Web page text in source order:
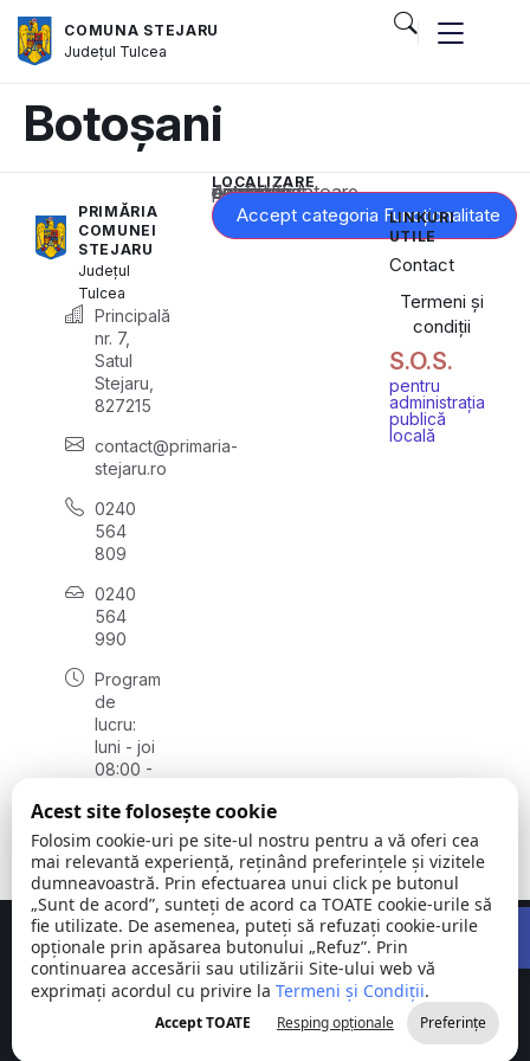
COMUNA STEJARU
Județul Tulcea
Botoșani
PRIMĂRIA
COMUNEI
STEJARU
Județul
Tulcea
Principală
nr. 7,
Satul
Stejaru,
827215
contact@primaria-
stejaru.ro
0240
564
809
0240
564
990
Program
de
lucru:
luni - joi
08:00 -
vineri
08:00 -
14:00
LOCALIZARE
Acest conținut este blocat până când acceptați categoria corespunzătoare de cookie-uri.
Accept categoria Funcționalitate
LINKURI
UTILE
Contact
Termeni și
condiții
S.O.S.
pentru
administrația
publică
locală
Comuna
Stejaru |
județul Tulcea
©
2026
Toate
drepturile
rezervate
Concept realizat deBig Media Relații Publice SRL
Acest site folosește cookie
Folosim cookie-uri pe site-ul nostru pentru a vă oferi cea
mai relevantă experiență, reținând preferințele și vizitele
dumneavoastră. Prin efectuarea unui click pe butonul
„Sunt de acord”, sunteți de acord ca TOATE cookie-urile să
fie utilizate. De asemenea, puteți să refuzați cookie-urile
opționale prin apăsarea butonului „Refuz”. Prin
continuarea accesării sau utilizării Site-ului web vă
exprimați acordul cu privire la Termeni și Condiții.
Accept TOATE Resping opționale Preferințe